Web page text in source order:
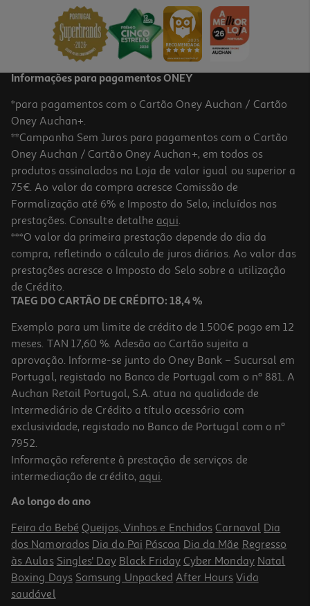
Informações para pagamentos ONEY
*para pagamentos com o Cartão Oney Auchan / Cartão
Oney Auchan+.
**Campanha Sem Juros para pagamentos com o Cartão
Oney Auchan / Cartão Oney Auchan+, em todos os
produtos assinalados na Loja de valor igual ou superior a
75€. Ao valor da compra acresce Comissão de
Formalização até 6% e Imposto do Selo, incluídos nas
prestações. Consulte detalhe aqui.
***O valor da primeira prestação depende do dia da
compra, refletindo o cálculo de juros diários. Ao valor das
prestações acresce o Imposto do Selo sobre a utilização
de Crédito.
TAEG DO CARTÃO DE CRÉDITO: 18,4 %
Exemplo para um limite de crédito de 1.500€ pago em 12
meses. TAN 17,60 %. Adesão ao Cartão sujeita a
aprovação. Informe-se junto do Oney Bank – Sucursal em
Portugal, registado no Banco de Portugal com o nº 881. A
Auchan Retail Portugal, S.A. atua na qualidade de
Intermediário de Crédito a título acessório com
exclusividade, registado no Banco de Portugal com o nº
7952.
Informação referente à prestação de serviços de
intermediação de crédito, aqui.
Ao longo do ano
Feira do Bebé Queijos, Vinhos e Enchidos Carnaval Dia
dos Namorados Dia do Pai Páscoa Dia da Mãe Regresso
às Aulas Singles' Day Black Friday Cyber Monday Natal
Boxing Days Samsung Unpacked After Hours Vida
saudável